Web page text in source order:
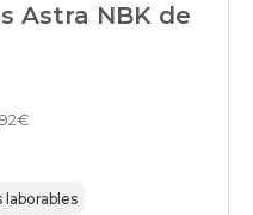
Astra NBK de
laborables